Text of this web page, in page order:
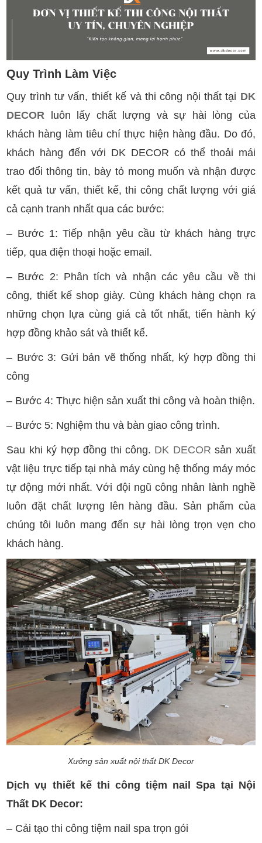
Quy Trình Làm Việc
Quy trình tư vấn, thiết kế và thi công nội thất tại DK
DECOR luôn lấy chất lượng và sự hài lòng của
khách hàng làm tiêu chí thực hiện hàng đầu. Do đó,
khách hàng đến với DK DECOR có thể thoải mái
trao đổi thông tin, bày tỏ mong muốn và nhận được
kết quả tư vấn, thiết kế, thi công chất lượng với giá
cả cạnh tranh nhất qua các bước:
– Bước 1: Tiếp nhận yêu cầu từ khách hàng trực
tiếp, qua điện thoại hoặc email.
– Bước 2: Phân tích và nhận các yêu cầu về thi
công, thiết kế shop giày. Cùng khách hàng chọn ra
những chọn lựa cùng giá cả tốt nhất, tiến hành ký
hợp đồng khảo sát và thiết kế.
– Bước 3: Gửi bản vẽ thống nhất, ký hợp đồng thi
công
– Bước 4: Thực hiện sản xuất thi công và hoàn thiện.
– Bước 5: Nghiệm thu và bàn giao công trình.
Sau khi ký hợp đồng thi công. DK DECOR sản xuất
vật liệu trực tiếp tại nhà máy cùng hệ thống máy móc
tự động mới nhất. Với đội ngũ công nhân lành nghề
luôn đặt chất lượng lên hàng đầu. Sản phẩm của
chúng tôi luôn mang đến sự hài lòng trọn vẹn cho
khách hàng.
Xưởng sản xuất nội thất DK Decor
Dịch vụ thiết kế thi công tiệm nail Spa tại Nội
Thất DK Decor:
– Cải tạo thi công tiệm nail spa trọn gói